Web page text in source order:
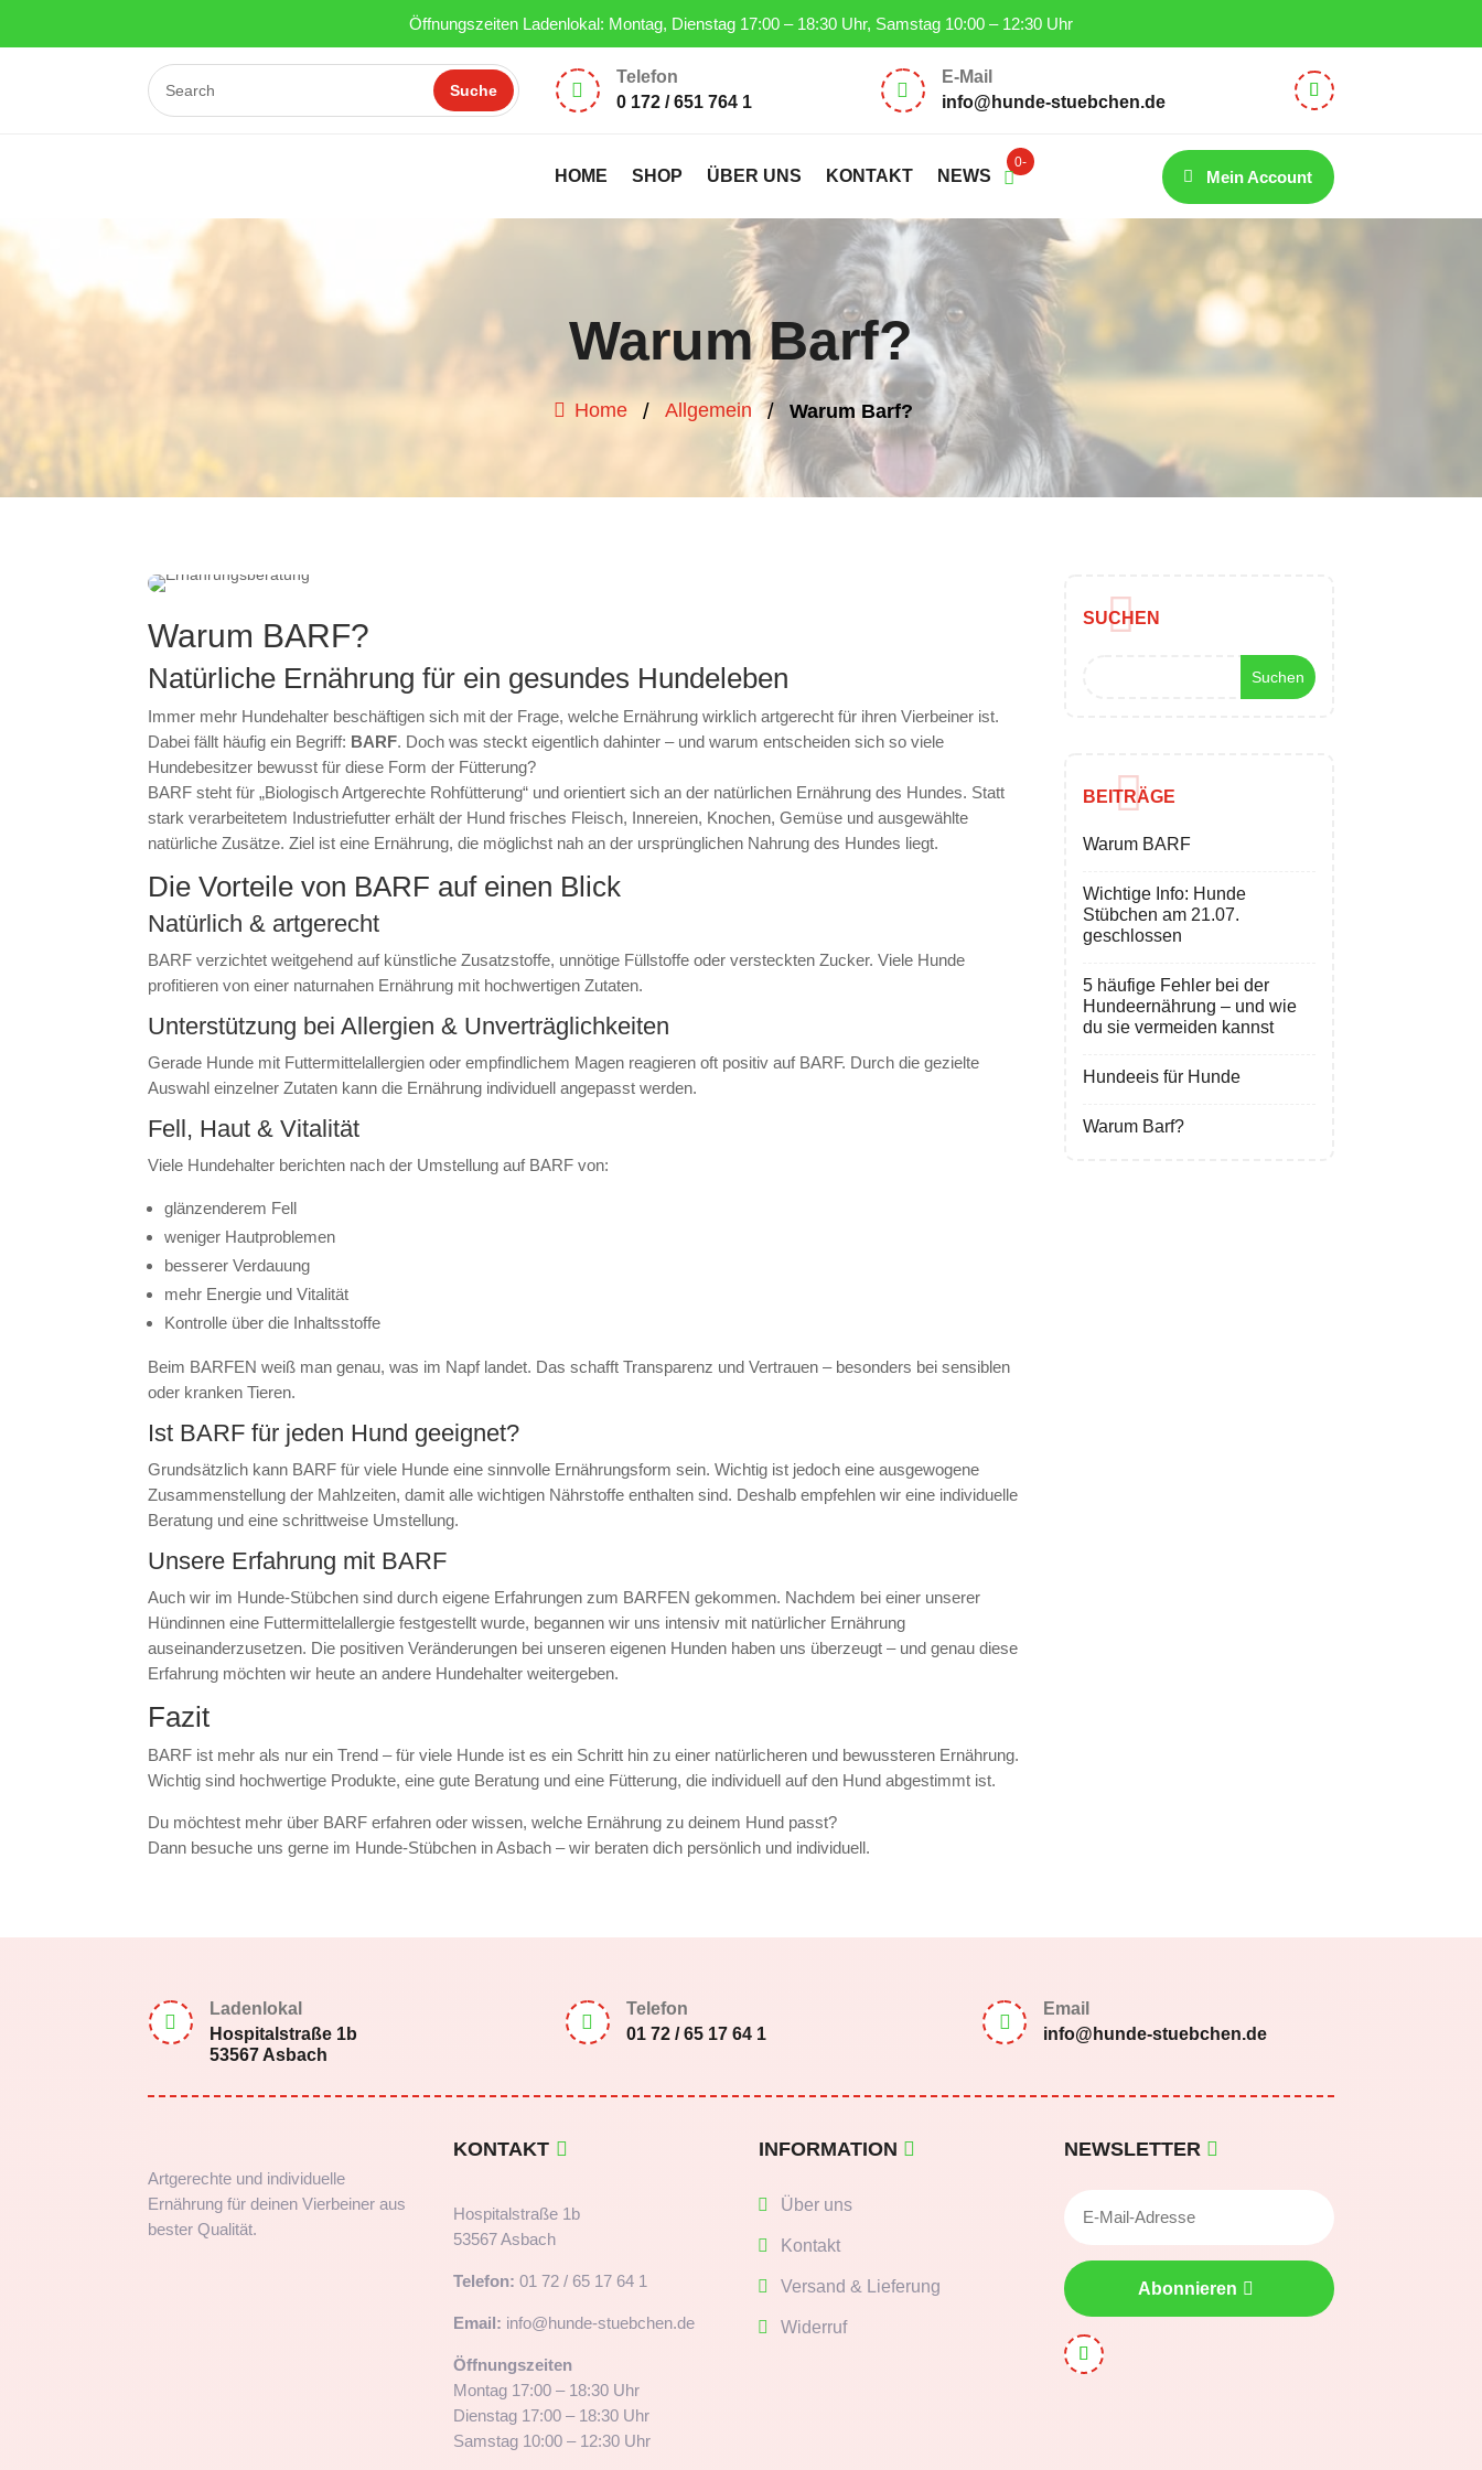
Öffnungszeiten Ladenlokal: Montag, Dienstag 17:00 – 18:30 Uhr, Samstag 10:00 – 12:30 Uhr

Telefon
0 172 / 651 764 1

E-Mail
info@hunde-stuebchen.de
HOME SHOP ÜBER UNS KONTAKT NEWS
0-
Mein Account
Warum Barf?
Home / Allgemein / Warum Barf?
Warum BARF?
Natürliche Ernährung für ein gesundes Hundeleben
Immer mehr Hundehalter beschäftigen sich mit der Frage, welche Ernährung wirklich artgerecht für ihren Vierbeiner ist.
Dabei fällt häufig ein Begriff: BARF. Doch was steckt eigentlich dahinter – und warum entscheiden sich so viele
Hundebesitzer bewusst für diese Form der Fütterung?
BARF steht für „Biologisch Artgerechte Rohfütterung“ und orientiert sich an der natürlichen Ernährung des Hundes. Statt
stark verarbeitetem Industriefutter erhält der Hund frisches Fleisch, Innereien, Knochen, Gemüse und ausgewählte
natürliche Zusätze. Ziel ist eine Ernährung, die möglichst nah an der ursprünglichen Nahrung des Hundes liegt.
Die Vorteile von BARF auf einen Blick
Natürlich & artgerecht
BARF verzichtet weitgehend auf künstliche Zusatzstoffe, unnötige Füllstoffe oder versteckten Zucker. Viele Hunde
profitieren von einer naturnahen Ernährung mit hochwertigen Zutaten.
Unterstützung bei Allergien & Unverträglichkeiten
Gerade Hunde mit Futtermittelallergien oder empfindlichem Magen reagieren oft positiv auf BARF. Durch die gezielte
Auswahl einzelner Zutaten kann die Ernährung individuell angepasst werden.
Fell, Haut & Vitalität
Viele Hundehalter berichten nach der Umstellung auf BARF von:
glänzenderem Fell
weniger Hautproblemen
besserer Verdauung
mehr Energie und Vitalität
Kontrolle über die Inhaltsstoffe
Beim BARFEN weiß man genau, was im Napf landet. Das schafft Transparenz und Vertrauen – besonders bei sensiblen
oder kranken Tieren.
Ist BARF für jeden Hund geeignet?
Grundsätzlich kann BARF für viele Hunde eine sinnvolle Ernährungsform sein. Wichtig ist jedoch eine ausgewogene
Zusammenstellung der Mahlzeiten, damit alle wichtigen Nährstoffe enthalten sind. Deshalb empfehlen wir eine individuelle
Beratung und eine schrittweise Umstellung.
Unsere Erfahrung mit BARF
Auch wir im Hunde-Stübchen sind durch eigene Erfahrungen zum BARFEN gekommen. Nachdem bei einer unserer
Hündinnen eine Futtermittelallergie festgestellt wurde, begannen wir uns intensiv mit natürlicher Ernährung
auseinanderzusetzen. Die positiven Veränderungen bei unseren eigenen Hunden haben uns überzeugt – und genau diese
Erfahrung möchten wir heute an andere Hundehalter weitergeben.
Fazit
BARF ist mehr als nur ein Trend – für viele Hunde ist es ein Schritt hin zu einer natürlicheren und bewussteren Ernährung.
Wichtig sind hochwertige Produkte, eine gute Beratung und eine Fütterung, die individuell auf den Hund abgestimmt ist.
Du möchtest mehr über BARF erfahren oder wissen, welche Ernährung zu deinem Hund passt?
Dann besuche uns gerne im Hunde-Stübchen in Asbach – wir beraten dich persönlich und individuell.
SUCHEN
BEITRÄGE
Warum BARF
Wichtige Info: Hunde
Stübchen am 21.07.
geschlossen
5 häufige Fehler bei der
Hundeernährung – und wie
du sie vermeiden kannst
Hundeeis für Hunde
Warum Barf?

Ladenlokal
Hospitalstraße 1b
53567 Asbach

Telefon
01 72 / 65 17 64 1

Email
info@hunde-stuebchen.de
Artgerechte und individuelle
Ernährung für deinen Vierbeiner aus
bester Qualität.
KONTAKT
Hospitalstraße 1b
53567 Asbach
Telefon: 01 72 / 65 17 64 1
Email: info@hunde-stuebchen.de
Öffnungszeiten
Montag 17:00 – 18:30 Uhr
Dienstag 17:00 – 18:30 Uhr
Samstag 10:00 – 12:30 Uhr
INFORMATION
Über uns
Kontakt
Versand & Lieferung
Widerruf
NEWSLETTER
Abonnieren